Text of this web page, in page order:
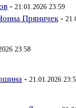
- 21.01.2026 23:59
Пряничек-
23:58
- 21.01.2026